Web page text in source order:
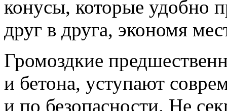
конусы, которые удобно
друг в друга, экономя
Громоздкие
и бетона, уступают
и по безопасности. Не